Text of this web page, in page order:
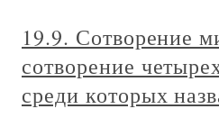
19.9. Сотворение
сотворение
среди которых